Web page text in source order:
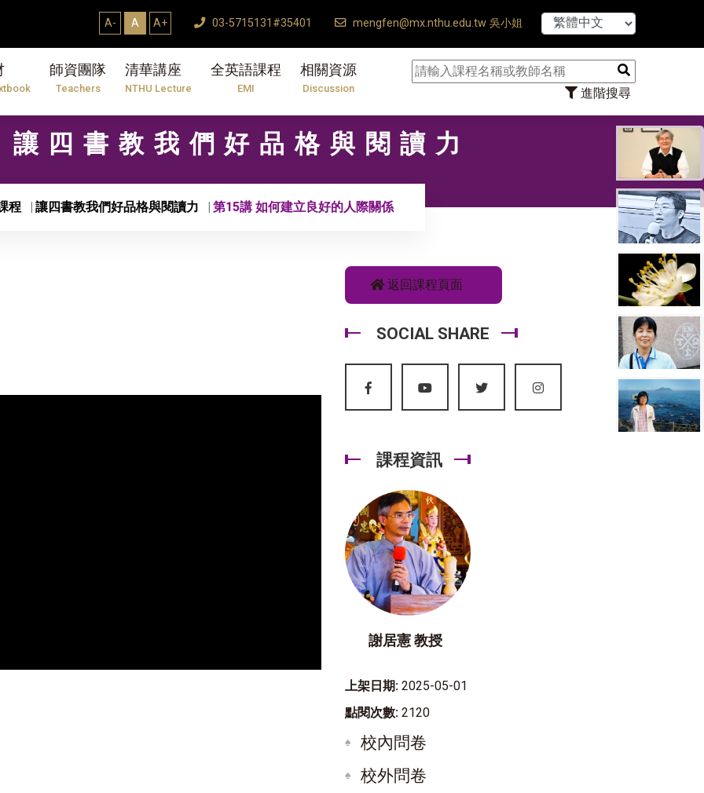
A- A A+ 03-5715131#35401 mengfen@mx.nthu.edu.tw 吳小姐
師資團隊
Teachers
清華講座
NTHU Lecture
全英語課程
EMI
相關資源
Discussion 進階搜尋
【7/31】114
四書教我們好品格與閱讀力
程 讓四書教我們好品格與閱讀力 第15講 如何建立良好的人際關係
返回課程頁面
SOCIAL SHARE
課程資訊
謝居憲 教授
上架日期: 2025-05-01
點閱次數: 2120
校內問卷
校外問卷